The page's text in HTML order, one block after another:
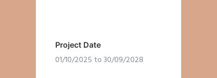
Project Date
01/10/2025 to 30/09/2028